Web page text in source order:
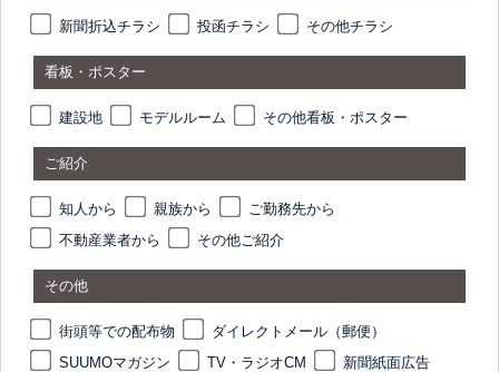
新聞折込チラシ 投函チラシ その他チラシ
看板・ポスター
建設地 モデルルーム その他看板・ポスター
ご紹介
知人から 親族から
ご勤務先から
不動産業者から
その他ご紹介
その他
街頭等での配布物
ダイレクトメール（郵便）
SUUMOマガジン
TV・ラジオCM
新聞紙面広告